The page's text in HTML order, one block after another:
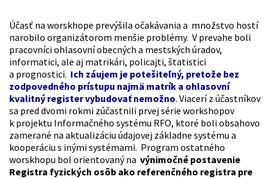
Účasť na worskhope prevýšila očakávania a množstvo hostí
narobilo organizátorom menšie problémy. V prevahe boli
pracovníci ohlasovní obecných a mestských úradov,
informatici, ale aj matrikári, policajti, štatistici
a prognostici. Ich záujem je potešiteľný, pretože bez
zodpovedného prístupu najmä matrík a ohlasovní
kvalitný register vybudovať nemožno. Viacerí z účastníkov
sa pred dvomi rokmi zúčastnili prvej série workshopov
k projektu Informačného systému RFO, ktoré boli obsahovo
zamerané na aktualizáciu údajovej základne systému a
kooperáciu s inými systémami. Program ostatného
worskhopu bol orientovaný na výnimočné postavenie
Registra fyzických osôb ako referenčného registra pre